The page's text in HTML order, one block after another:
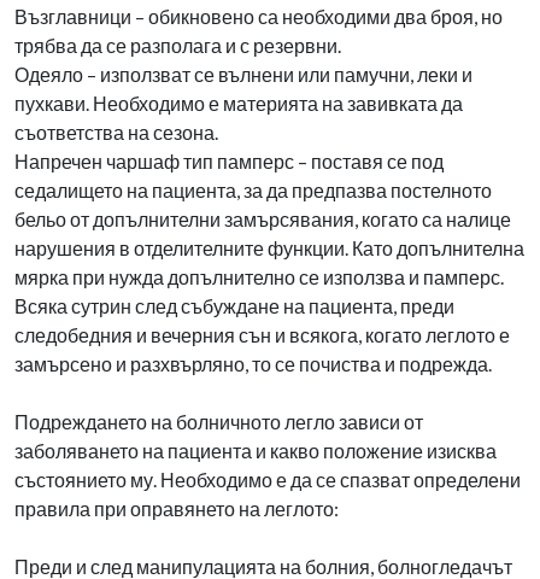
Възглавници – обикновено са необходими два броя, но
трябва да се разполага и с резервни.
Одеяло – използват се вълнени или памучни, леки и
пухкави. Необходимо е материята на завивката да
съответства на сезона.
Напречен чаршаф тип памперс – поставя се под
седалището на пациента, за да предпазва постелното
бельо от допълнителни замърсявания, когато са налице
нарушения в отделителните функции. Като допълнителна
мярка при нужда допълнително се използва и памперс.
Всяка сутрин след събуждане на пациента, преди
следобедния и вечерния сън и всякога, когато леглото е
замърсено и разхвърляно, то се почиства и подрежда.
Подреждането на болничното легло зависи от
заболяването на пациента и какво положение изисква
състоянието му. Необходимо е да се спазват определени
правила при оправянето на леглото:
Преди и след манипулацията на болния, болногледачът